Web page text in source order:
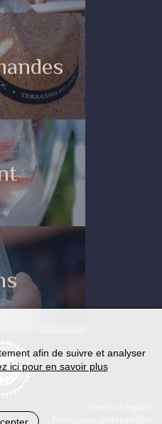
afin de suivre et analyser
ici pour en savoir plus